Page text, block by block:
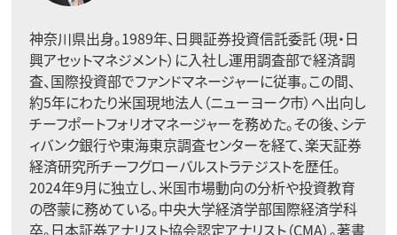
神奈川県出身。1989年、日興証券投資信託委託（現・日
興アセットマネジメント）に入社し運用調査部で経済調
査、国際投資部でファンドマネージャーに従事。この間、
約5年にわたり米国現地法人（ニューヨーク市）へ出向し
チーフポートフォリオマネージャーを務めた。その後、シテ
ィバンク銀行や東海東京調査センターを経て、楽天証券
経済研究所チーフグローバルストラテジストを歴任。
2024年9月に独立し、米国市場動向の分析や投資教育
の啓蒙に務めている。中央大学経済学部国際経済学科
卒。日本証券アナリスト協会認定アナリスト（CMA）。著書